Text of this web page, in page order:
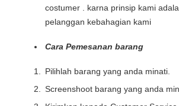
costumer . karna prinsip kami
pelanggan kebahagian kami
Cara Pemesanan barang
Pilihlah barang yang anda minati.
Screenshoot barang yang anda